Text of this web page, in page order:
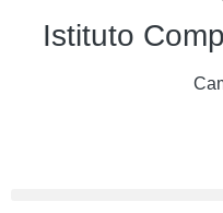
Istituto